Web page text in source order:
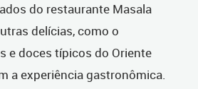
do restaurante Masala
delícias, como o
e doces típicos do Oriente
a experiência gastronômica.